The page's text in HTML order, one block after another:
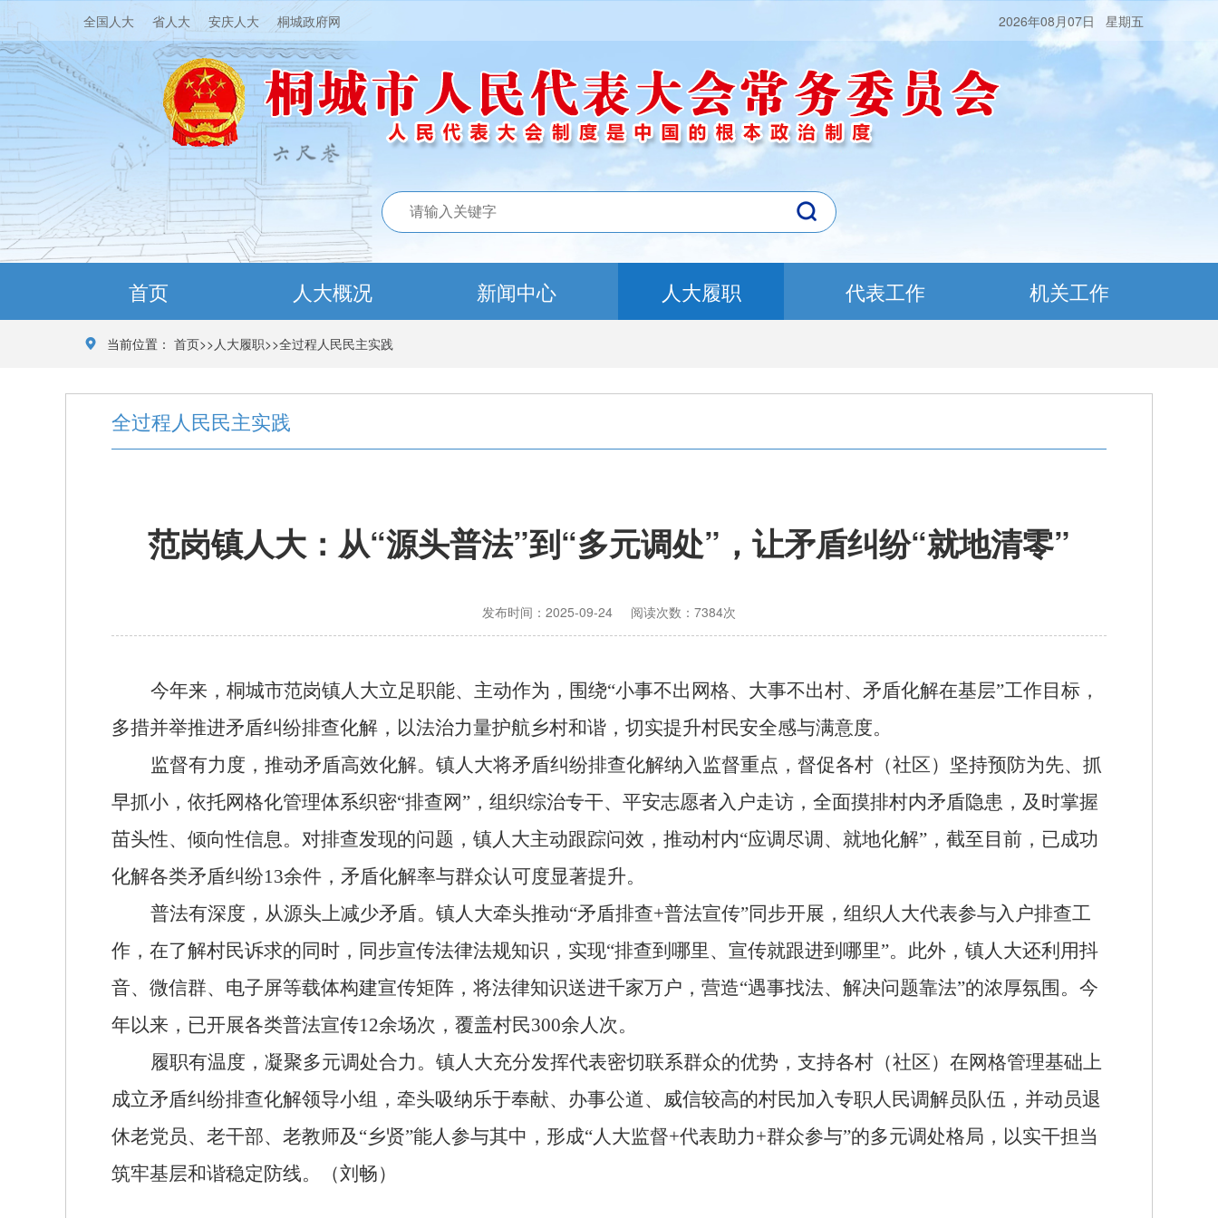
全国人大 省人大 安庆人大 桐城政府网 2026年08月07日 星期五
首页 人大概况 新闻中心 人大履职 代表工作 机关工作
 当前位置： 首页>>人大履职>>全过程人民民主实践
全过程人民民主实践
范岗镇人大：从“源头普法”到“多元调处”，让矛盾纠纷“就地清零”
发布时间：2025-09-24 阅读次数：7384次
今年来 ，桐城市范岗镇人大立足职能、主动作为，围绕“小事不出网格、大事不出村、矛盾化解在基层”工作目标，
多措并举推进矛盾纠纷排查化解，以法治力量护航乡村和谐，切实提升村民安全感与满意度。
监督有力度，推动矛盾高效化解。镇人大将矛盾纠纷排查化解纳入监督重点，督促各村 （社区） 坚持预防为先、抓
早抓小，依托网格化管理体系织密“排查网”，组织综治专干、平安志愿者入户走访，全面摸排村内矛盾隐患，及时掌握
苗头性、倾向性信息。对排查发现的问题，镇人大主动跟踪问效，推动村内“应调尽调、就地化解”，截至目前，已成功
化解各类矛盾纠纷13余件，矛盾化解率与群众认可度显著提升。
普法有深度，从源头上减少矛盾。镇人大牵头推动“矛盾排查+普法宣传”同步开展，组织人大代表参与入户排查工
作，在了解村民诉求的同时，同步宣传法律法规知识，实现“排查到哪里、宣传就跟进到哪里”。此外，镇人大还利用抖
音、微信群、电子屏等载体构建宣传矩阵，将法律知识送进千家万户，营造“遇事找法、解决问题靠法”的浓厚氛围。今
年以来，已开展各类普法宣传12余场次，覆盖村民300余人次。
履职有温度，凝聚多元调处合力。镇人大充分发挥代表密切联系群众的优势，支持各村（社区） 在网格管理基础上
成立矛盾纠纷排查化解领导小组，牵头吸纳乐于奉献、办事公道、威信较高的村民加入专职人民调解员队伍，并动员退
休老党员、老干部、老教师及 “乡贤”能人参与其中，形成“人大监督+代表助力+群众参与”的多元调处格局 ， 以实干担当
筑牢基层和谐稳定防线。
（刘畅）